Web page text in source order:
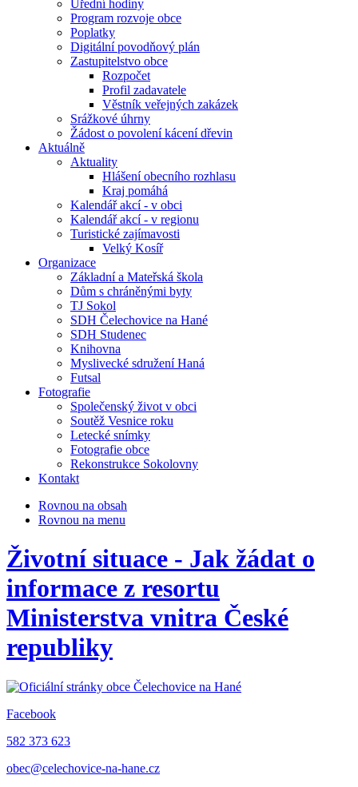
Úřední hodiny
Program rozvoje obce
Poplatky
Digitální povodňový plán
Zastupitelstvo obce
Rozpočet
Profil zadavatele
Věstník veřejných zakázek
Srážkové úhrny
Žádost o povolení kácení dřevin
Aktuálně
Aktuality
Hlášení obecního rozhlasu
Kraj pomáhá
Kalendář akcí - v obci
Kalendář akcí - v regionu
Turistické zajímavosti
Velký Kosíř
Organizace
Základní a Mateřská škola
Dům s chráněnými byty
TJ Sokol
SDH Čelechovice na Hané
SDH Studenec
Knihovna
Myslivecké sdružení Haná
Futsal
Fotografie
Společenský život v obci
Soutěž Vesnice roku
Letecké snímky
Fotografie obce
Rekonstrukce Sokolovny
Kontakt
Rovnou na obsah
Rovnou na menu
Životní situace - Jak žádat o
informace z resortu
Ministerstva vnitra České
republiky
Facebook
582 373 623
obec@celechovice-na-hane.cz